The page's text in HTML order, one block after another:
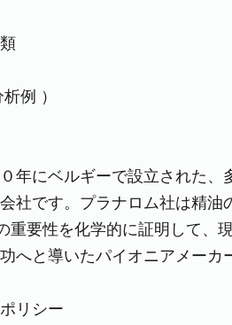
例 ）
年にベルギーで設立された、
社です。プラナロム社は精油
重要性を化学的に証明して、
へと導いたパイオニアメーカ
リシー